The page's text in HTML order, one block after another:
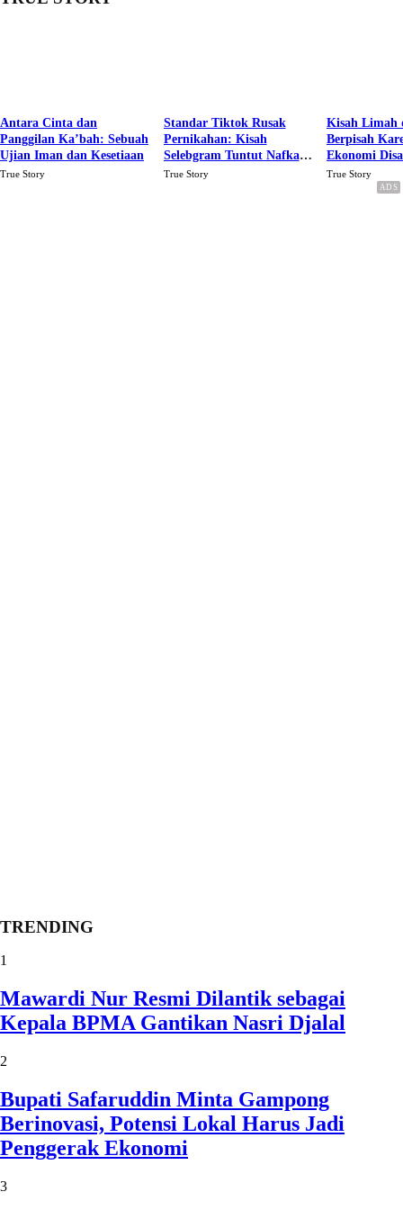
Antara Cinta dan
Panggilan Ka’bah: Sebuah
Ujian Iman dan Kesetiaan
True Story
Standar Tiktok Rusak
Pernikahan: Kisah
Selebgram Tuntut Nafkah
Rp.15 Juta Perbulan
True Story
Kisah Limah
Berpisah
Ekonomi
Karena Cinta
True Story
TRENDING
1
Mawardi Nur Resmi Dilantik sebagai
Kepala BPMA Gantikan Nasri Djalal
2
Bupati Safaruddin Minta Gampong
Berinovasi, Potensi Lokal Harus Jadi
Penggerak Ekonomi
3